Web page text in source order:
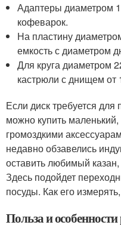
Адаптеры диаметром
кофеварок.
На пластину
емкость с диаметром
Для круга диаметром
кастрюли с днищем от
Если диск требуется для
можно купить
громоздкими
недавно обзавелись
оставить любимый
Здесь подойдет
посуды. Как его
Польза и